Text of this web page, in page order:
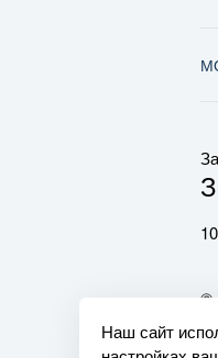
©
Наш сайт